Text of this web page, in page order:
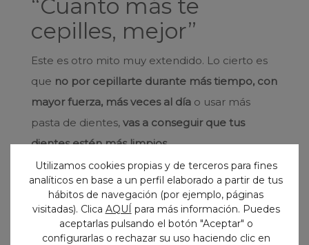
“Cuanto más te
cepilles, mejor”
Este es otro mito muy extendido. Lo cierto es
que no por cepillarte durante más tiempo, con
mayor fuerza, más veces al día o usar más
pasta de dientes, vas a conseguir que tus
dientes estén más limpios.
¿Has oído eso de que los excesos no son
buenos? Puesel sobre cepillado puede
provocar la erosión del esmalte. Para lograr
una sonrisa sana y radiante, lo ideal es que te
Utilizamos cookies propias y de terceros para fines
analíticos en base a un perfil elaborado a partir de tus
hábitos de navegación (por ejemplo, páginas
visitadas). Clica AQUÍ para más información. Puedes
aceptarlas pulsando el botón "Aceptar" o
configurarlas o rechazar su uso haciendo clic en